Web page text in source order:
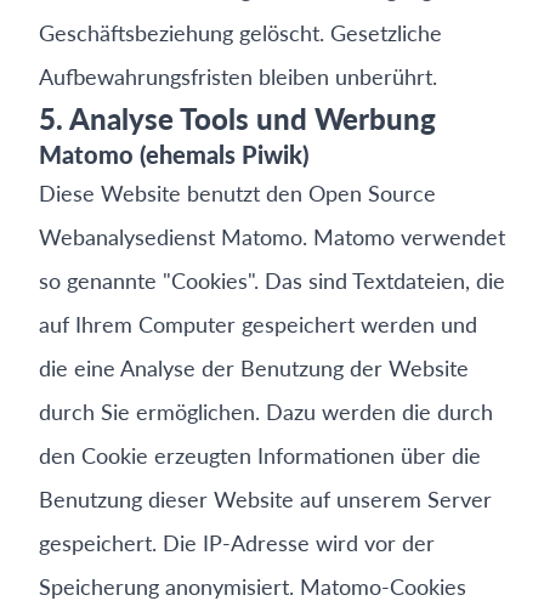
Geschäftsbeziehung gelöscht. Gesetzliche
Aufbewahrungsfristen bleiben unberührt.
5. Analyse Tools und Werbung
Matomo (ehemals Piwik)
Diese Website benutzt den Open Source
Webanalysedienst Matomo. Matomo verwendet
so genannte "Cookies". Das sind Textdateien, die
auf Ihrem Computer gespeichert werden und
die eine Analyse der Benutzung der Website
durch Sie ermöglichen. Dazu werden die durch
den Cookie erzeugten Informationen über die
Benutzung dieser Website auf unserem Server
gespeichert. Die IP-Adresse wird vor der
Speicherung anonymisiert. Matomo-Cookies